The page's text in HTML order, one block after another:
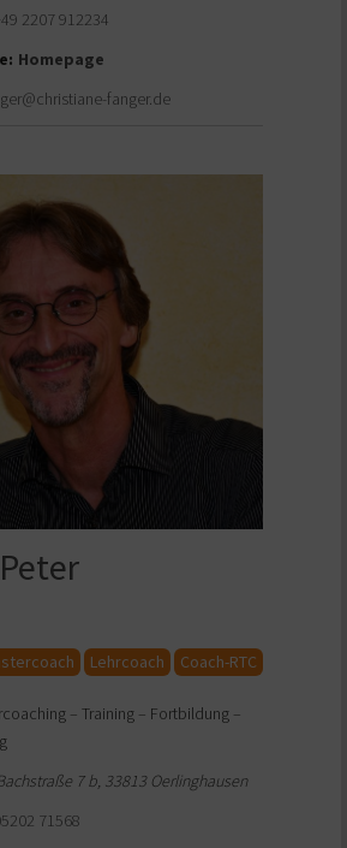
2207 912234
Homepage
fanger.de
Lehrcoach Coach-RTC
– Training – Fortbildung –
7 b, 33813Oerlinghausen
71568